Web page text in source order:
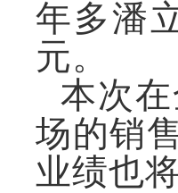
年多潘
元。
本次
场的销
业绩也